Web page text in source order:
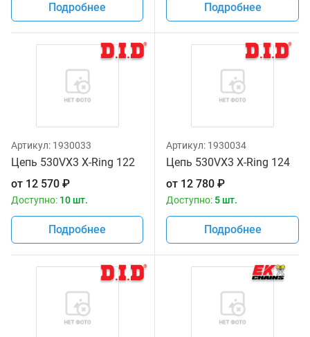
Подробнее Подробнее
Артикул: 1930033
Цепь 530VX3 X-Ring 122
от 12 570 ₽
Доступно: 10 шт.
Подробнее
Артикул: 1930034
Цепь 530VX3 X-Ring 124
от 12 780 ₽
Доступно: 5 шт.
Подробнее